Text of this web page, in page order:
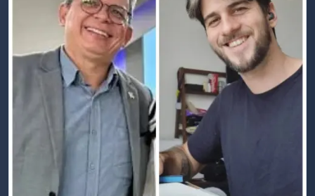
Polícia
Rio de Janeiro
SIGA-NOS
Receba nossas publicações